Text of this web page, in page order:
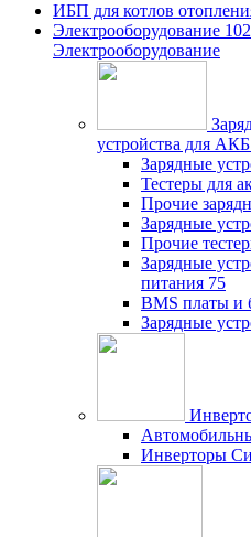
ИБП для котлов
Электрооборудование
Электрооборудование
устройства для АКБ
Зарядные
Тестеры для
Прочие
Зарядные
Прочие
Зарядные
питания 75
BMS платы и
Зарядные
Инверторы